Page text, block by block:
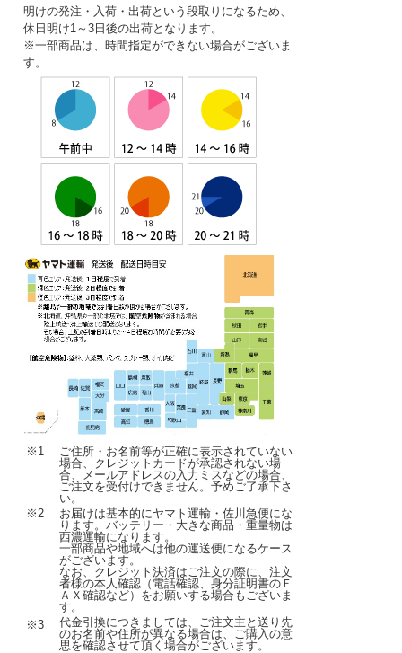
明けの発注・入荷・出荷という段取りになるため、
休日明け1～3日後の出荷となります。
※一部商品は、時間指定ができない場合がございま
す。
※1
ご住所・お名前等が正確に表示されていない
場合、クレジットカードが承認されない場
合、メールアドレスの入力ミスなどの場合、
ご注文を受付けできません。予めご了承下さ
い。
※2
お届けは基本的にヤマト運輸・佐川急便にな
ります。バッテリー・大きな商品・重量物は
西濃運輸になります。
一部商品や地域へは他の運送便になるケース
がございます。
なお、クレジット決済はご注文の際に、注文
者様の本人確認（電話確認、身分証明書のＦ
ＡＸ確認など）をお願いする場合もございま
す。
※3
代金引換につきましては、ご注文主と送り先
のお名前や住所が異なる場合は、ご購入の意
思を確認させて頂く場合がございます。